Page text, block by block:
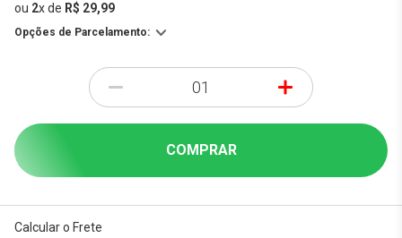
ou 2xde R$ 29,99
Opções de Parcelamento:
- +
COMPRAR
Calcular o Frete